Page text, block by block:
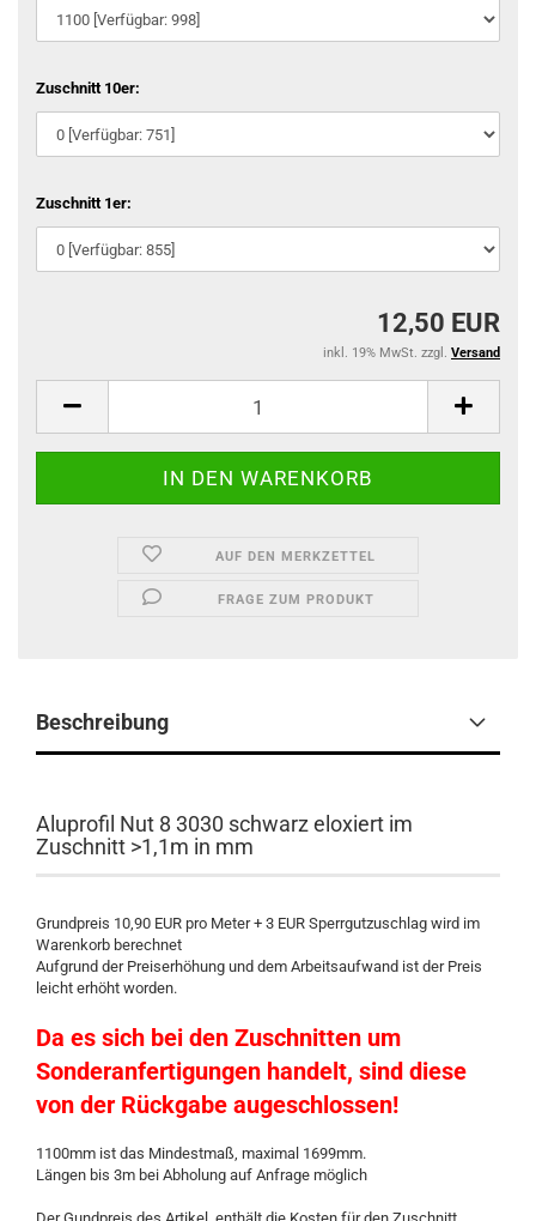
Zuschnitt 10er:
Zuschnitt 1er:
12,50 EUR
inkl. 19% MwSt. zzgl. Versand
AUF DEN MERKZETTEL
FRAGE ZUM PRODUKT
Beschreibung
Aluprofil Nut 8 3030 schwarz eloxiert im
Zuschnitt >1,1m in mm
Grundpreis 10,90 EUR pro Meter + 3 EUR Sperrgutzuschlag wird im
Warenkorb berechnet
Aufgrund der Preiserhöhung und dem Arbeitsaufwand ist der Preis
leicht erhöht worden.
Da es sich bei den Zuschnitten um
Sonderanfertigungen handelt, sind diese
von der Rückgabe augeschlossen!
1100mm ist das Mindestmaß, maximal 1699mm.
Längen bis 3m bei Abholung auf Anfrage möglich